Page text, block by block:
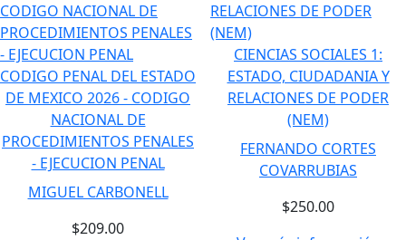
CODIGO PENAL DEL ESTADO
DE MEXICO 2026 - CODIGO
NACIONAL DE
PROCEDIMIENTOS PENALES
- EJECUCION PENAL
MIGUEL CARBONELL
$209.00
CIENCIAS SOCIALES 1:
ESTADO, CIUDADANIA Y
RELACIONES DE PODER
(NEM)
FERNANDO CORTES
COVARRUBIAS
$250.00